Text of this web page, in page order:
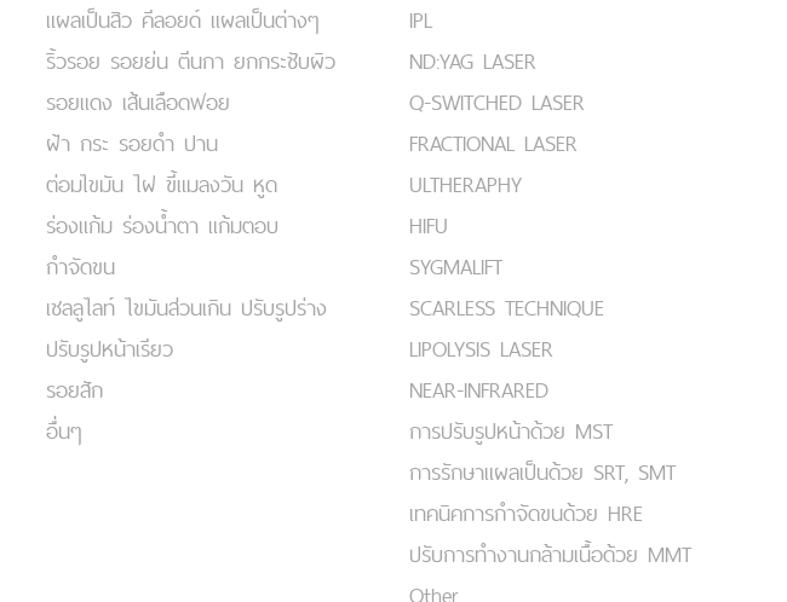
แผลเป็นสิว คีลอยด์ แผลเป็นต่างๆ
ริ้วรอย รอยย่น ตีนกา ยกกระชับผิว
รอยแดง เส้นเลือดฟอย
ฝ้า กระ รอยดำ ปาน
ต่อมไขมัน ไฝ ขี้แมลงวัน หูด
ร่องแก้ม ร่องน้ำตา แก้มตอบ
กำจัดขน
เชลลูไลท์ ไขมันส่วนเกิน ปรับรูปร่าง
ปรับรูปหน้าเรียว
รอยสัก
อื่นๆ
IPL
ND:YAG LASER
Q-SWITCHED LASER
FRACTIONAL LASER
ULTHERAPHY
HIFU
SYGMALIFT
SCARLESS TECHNIQUE
LIPOLYSIS LASER
NEAR-INFRARED
การปรับรูปหน้าด้วย MST
การรักษาแผลเป็นด้วย SRT, SMT
เทคนิคการกำจัดขนด้วย HRE
ปรับการทำงานกล้ามเนื้อด้วย MMT